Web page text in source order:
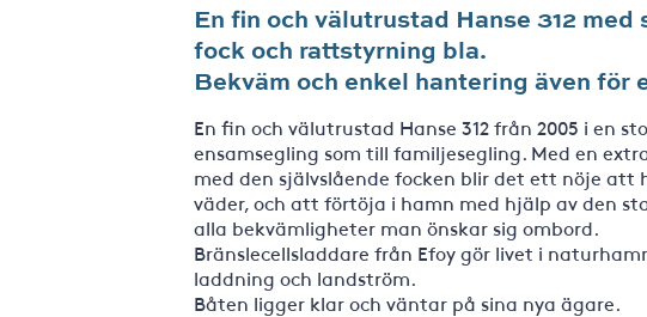
En fin och välutrustad Hanse 312
fock och rattstyrning bla.
Bekväm och enkel hantering även för
En fin och välutrustad Hanse 312 från 2005 i en
ensamsegling som till familjesegling. Med en
med den självslående focken blir det ett nöje
väder, och att förtöja i hamn med hjälp av den
alla bekvämligheter man önskar sig ombord.
Bränslecellsladdare från Efoy gör livet i
laddning och landström.
Båten ligger klar och väntar på sina nya ägare.